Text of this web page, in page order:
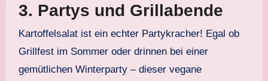
3. Partys und Grillabende
Kartoffelsalat ist ein echter Partykracher! Egal ob
Grillfest im Sommer oder drinnen bei einer
gemütlichen Winterparty – dieser vegane